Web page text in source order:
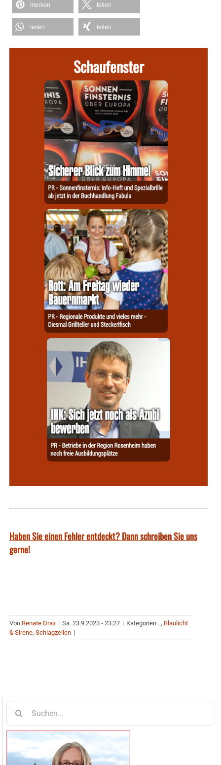
merken teilen
teilen teilen
Schaufenster
Haben Sie einen Fehler entdeckt? Dann schreiben Sie uns
gerne!
Von Renate Drax | Sa. 23.9.2023 - 23:27 | Kategorien: ., Blaulicht
& Sirene, Schlagzeilen |
nach: